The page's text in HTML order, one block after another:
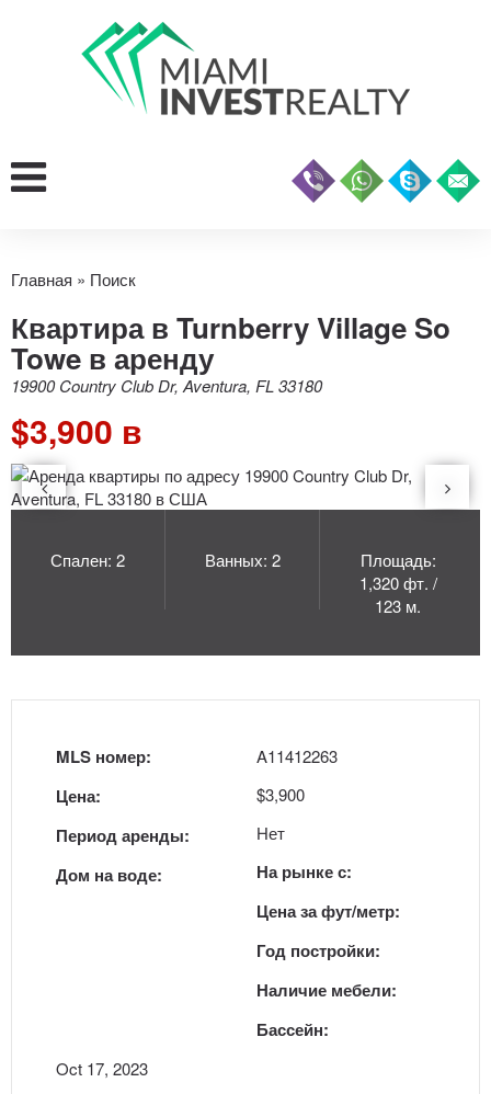
Главная » Поиск
Квартира в Turnberry Village So
Towe в аренду
19900 Country Club Dr, Aventura, FL 33180
$3,900 в
Спален: 2 Ванных: 2
Площадь:
1,320 фт. /
123 м.
MLS номер:
Цена:
Период аренды:
Дом на воде:
A11412263
$3,900
Нет
На рынке с:
Цена за фут/метр:
Год постройки:
Наличие мебели:
Бассейн:
Oct 17, 2023